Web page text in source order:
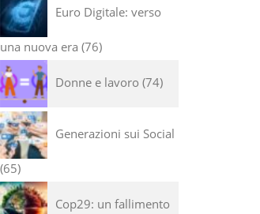
Euro Digitale: verso
una nuova era 76
Donne e lavoro 74
Generazioni sui Social
65
Cop29: un fallimento